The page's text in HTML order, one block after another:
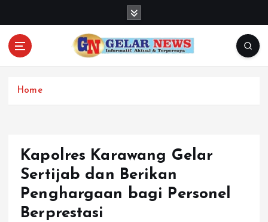
Home
Kapolres Karawang Gelar
Sertijab dan Berikan
Penghargaan bagi Personel
Berprestasi